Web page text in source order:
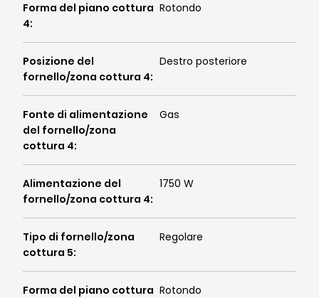
Forma del piano cottura
4:
Rotondo
Posizione del
fornello/zona cottura 4:
Destro posteriore
Fonte di alimentazione
del fornello/zona
cottura 4:
Gas
Alimentazione del
fornello/zona cottura 4:
1750 W
Tipo di fornello/zona
cottura 5:
Regolare
Forma del piano cottura Rotondo